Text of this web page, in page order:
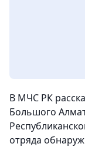
В МЧС РК
Большого
отряда